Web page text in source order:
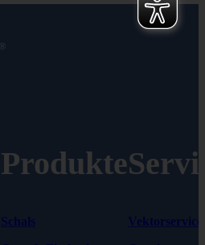
Produkte